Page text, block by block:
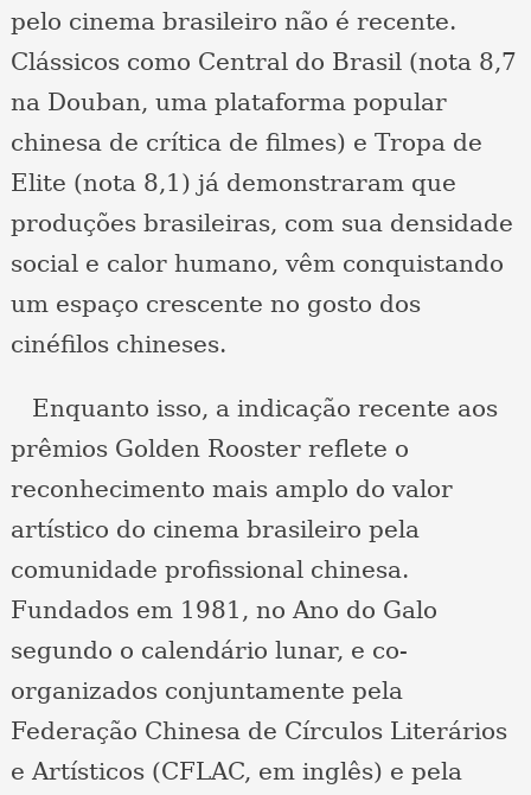
pelo cinema brasileiro não é recente.
Clássicos como Central do Brasil (nota 8,7
na Douban, uma plataforma popular
chinesa de crítica de filmes) e Tropa de
Elite (nota 8,1) já demonstraram que
produções brasileiras, com sua densidade
social e calor humano, vêm conquistando
um espaço crescente no gosto dos
cinéfilos chineses.
Enquanto isso, a indicação recente aos
prêmios Golden Rooster reflete o
reconhecimento mais amplo do valor
artístico do cinema brasileiro pela
comunidade profissional chinesa.
Fundados em 1981, no Ano do Galo
segundo o calendário lunar, e co-
organizados conjuntamente pela
Federação Chinesa de Círculos Literários
e Artísticos (CFLAC, em inglês) e pela